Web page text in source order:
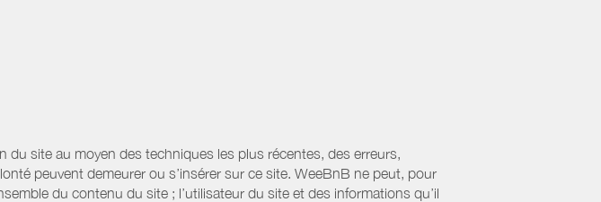
du site au moyen des techniques les plus récentes, des erreurs,
peuvent demeurer ou s’insérer sur ce site. WeeBnB ne peut, pour
du contenu du site ; l’utilisateur du site et des informations qu’il